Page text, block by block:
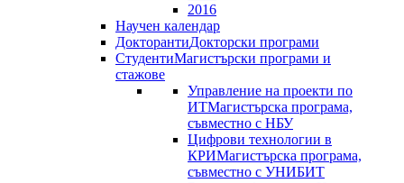
2016
Научен календар
ДокторантиДокторски програми
СтудентиМагистърски програми и
стажове
Управление на проекти по
ИТМагистърска програма,
съвместно с НБУ
Цифрови технологии в
КРИМагистърска програма,
съвместно с УНИБИТ